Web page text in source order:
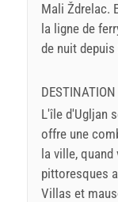
Mali Ždrelac.
la ligne de
de nuit depuis
DESTINATION
L'île d'Ugljan
offre une
la ville,
pittoresques
Villas et